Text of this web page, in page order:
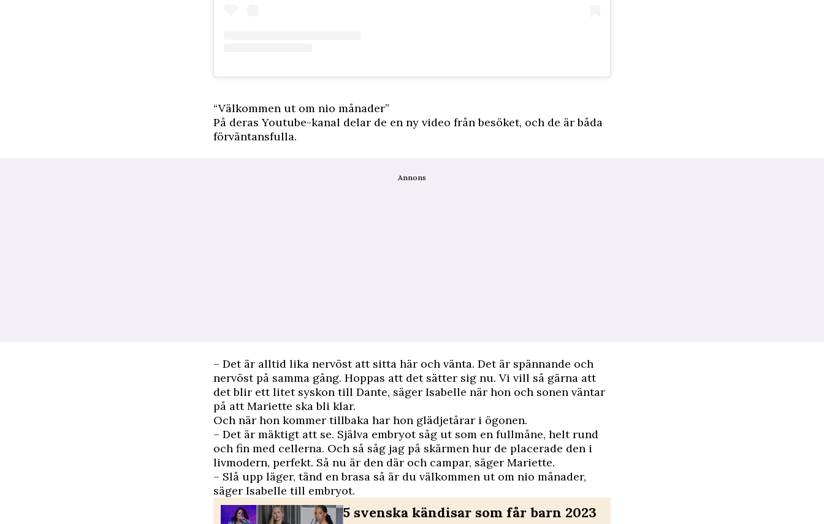
“Välkommen ut om nio månader”
På deras Youtube-kanal delar de en ny video från besöket, och de är båda
förväntansfulla.
Annons
– Det är alltid lika nervöst att sitta här och vänta. Det är spännande och
nervöst på samma gång. Hoppas att det sätter sig nu. Vi vill så gärna att
det blir ett litet syskon till Dante, säger Isabelle när hon och sonen väntar
på att Mariette ska bli klar.
Och när hon kommer tillbaka har hon glädjetårar i ögonen.
– Det är mäktigt att se. Själva embryot såg ut som en fullmåne, helt rund
och fin med cellerna. Och så såg jag på skärmen hur de placerade den i
livmodern, perfekt. Så nu är den där och campar, säger Mariette.
– Slå upp läger, tänd en brasa så är du välkommen ut om nio månader,
säger Isabelle till embryot.
5 svenska kändisar som får barn 2023